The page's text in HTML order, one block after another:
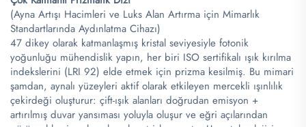
(Ayna Artışı Hacimleri ve Luks Alan Artırma için Mimarlık
Standartlarında Aydınlatma Cihazı)
47 dikey olarak katmanlaşmış kristal seviyesiyle fotonik
yoğunluğu mühendislik yapın, her biri ISO sertifikalı ışık kırılma
indekslerini (LRI 92) elde etmek için prizma kesilmiş. Bu mimari
şamdan, aynalı yüzeyleri aktif olarak etkileyen mercekli ışınlılık
çekirdeği oluşturur: çift-ışık alanları doğrudan emisyon +
artırılmış duvar yansıması yoluyla oluşur ve eğri açılarından